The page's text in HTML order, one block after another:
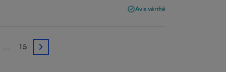
Avis vérifié
… 15 3